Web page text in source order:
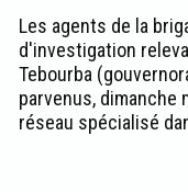
Les agents de la
d'investigation
Tebourba
parvenus, dimanche
réseau spécialisé